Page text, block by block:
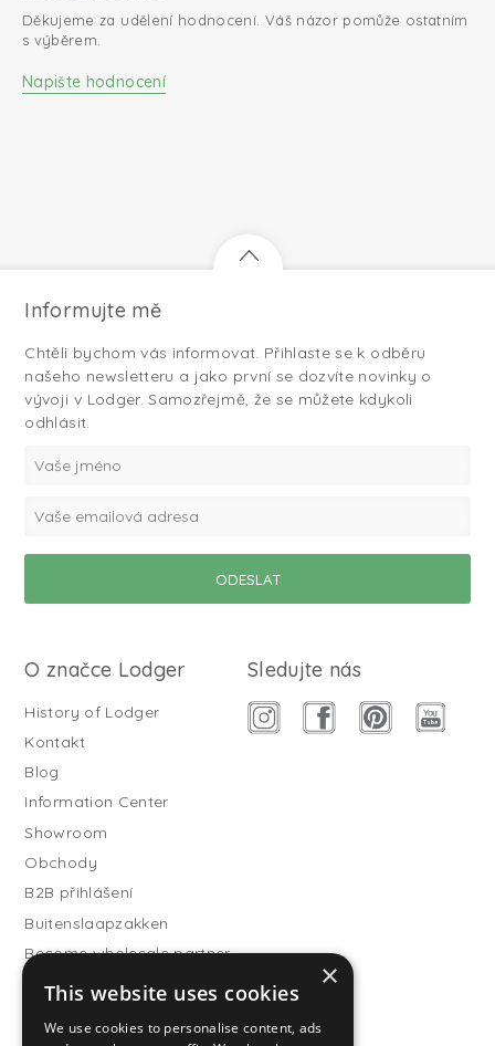
Děkujeme za udělení hodnocení. Váš názor pomůže ostatním
s výběrem.
Napište hodnocení
Informujte mě
Chtěli bychom vás informovat. Přihlaste se k odběru
našeho newsletteru a jako první se dozvíte novinky o
vývoji v Lodger. Samozřejmě, že se můžete kdykoli
odhlásit.
O značce Lodger
History of Lodger
Kontakt
Blog
Information Center
Showroom
Obchody
B2B přihlášení
Buitenslaapzakken
Become wholesale partner
Customer service
FAQ
Sledujte nás
×
This website uses cookies
We use cookies to personalise content, ads